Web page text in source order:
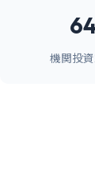
機関投